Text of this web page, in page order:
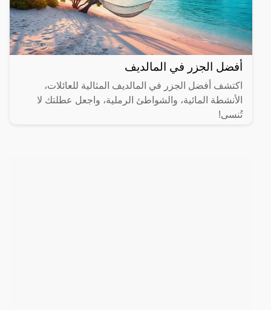
أفضل الجزر في المالديف
اكتشف أفضل الجزر في المالديف المثالية للعائلات،
الأنشطة المائية، والشواطئ الرملية، واجعل عطلتك لا
تُنسى!